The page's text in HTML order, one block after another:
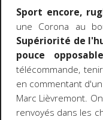
Sport encore,
une Corona au
Supériorité de
pouce opposable
télécommande,
en commentant
Marc Lièvremont.
renvoyés dans les